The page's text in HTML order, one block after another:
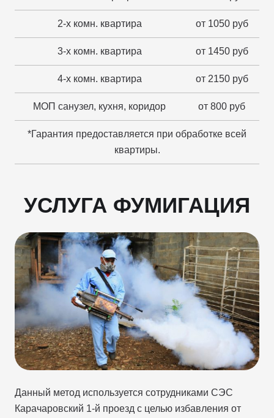
2-х комн. квартира от 1050 руб
3-х комн. квартира от 1450 руб
4-х комн. квартира от 2150 руб
МОП санузел, кухня, коридор от 800 руб
*Гарантия предоставляется при обработке всей
квартиры.
УСЛУГА ФУМИГАЦИЯ
Данный метод используется сотрудниками СЭС
Карачаровский 1-й проезд с целью избавления от